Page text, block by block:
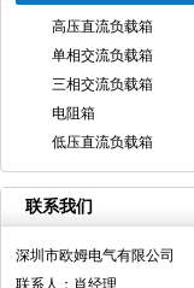
高压直流负载箱
单相交流负载箱
三相交流负载箱
电阻箱
低压直流负载箱
联系我们
深圳市欧姆电气有限公司
联系人：肖经理